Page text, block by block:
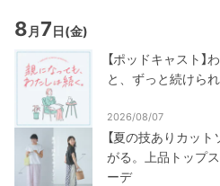
8 月7日(金)
【ポッドキャスト】
と、ずっと続けられ
2026/08/07
【夏の技ありカッ
がる。上品トップ
ーデ